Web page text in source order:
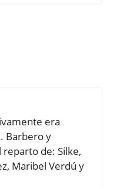
era
Barbero y
reparto de: Silke,
Maribel Verdú y